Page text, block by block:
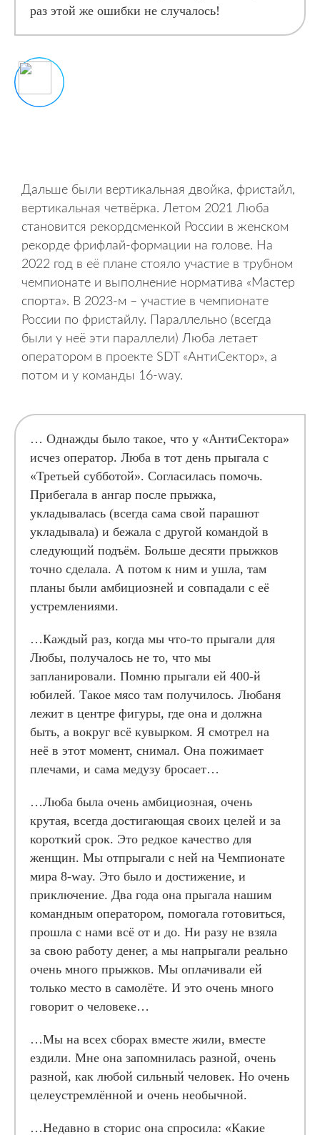
раз этой же ошибки не случалось!
Дальше были вертикальная двойка, фристайл,
вертикальная четвёрка. Летом 2021 Люба
становится рекордсменкой России в женском
рекорде фрифлай-формации на голове. На
2022 год в её плане стояло участие в трубном
чемпионате и выполнение норматива «Мастер
спорта». В 2023-м – участие в чемпионате
России по фристайлу. Параллельно (всегда
были у неё эти параллели) Люба летает
оператором в проекте SDT «АнтиСектор», а
потом и у команды 16-way.
… Однажды было такое, что у «АнтиСектора»
исчез оператор. Люба в тот день прыгала с
«Третьей субботой». Согласилась помочь.
Прибегала в ангар после прыжка,
укладывалась (всегда сама свой парашют
укладывала) и бежала с другой командой в
следующий подъём. Больше десяти прыжков
точно сделала. А потом к ним и ушла, там
планы были амбициозней и совпадали с её
устремлениями.
…Каждый раз, когда мы что-то прыгали для
Любы, получалось не то, что мы
запланировали. Помню прыгали ей 400-й
юбилей. Такое мясо там получилось. Любаня
лежит в центре фигуры, где она и должна
быть, а вокруг всё кувырком. Я смотрел на
неё в этот момент, снимал. Она пожимает
плечами, и сама медузу бросает…
…Люба была очень амбициозная, очень
крутая, всегда достигающая своих целей и за
короткий срок. Это редкое качество для
женщин. Мы отпрыгали с ней на Чемпионате
мира 8-way. Это было и достижение, и
приключение. Два года она прыгала нашим
командным оператором, помогала готовиться,
прошла с нами всё от и до. Ни разу не взяла
за свою работу денег, а мы напрыгали реально
очень много прыжков. Мы оплачивали ей
только место в самолёте. И это очень много
говорит о человеке…
…Мы на всех сборах вместе жили, вместе
ездили. Мне она запомнилась разной, очень
разной, как любой сильный человек. Но очень
целеустремлённой и очень необычной.
…Недавно в сторис она спросила: «Какие